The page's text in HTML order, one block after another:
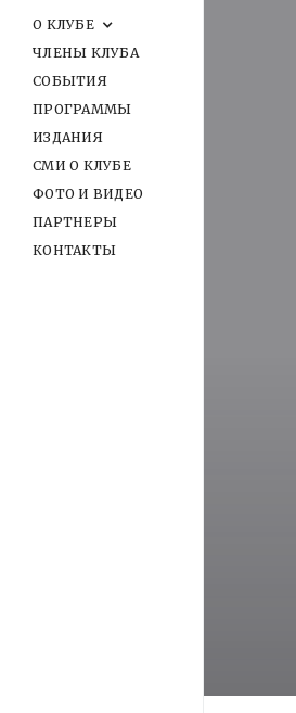
О КЛУБЕ
ЧЛЕНЫ КЛУБА
СОБЫТИЯ
ПРОГРАММЫ
ИЗДАНИЯ
СМИ О КЛУБЕ
ФОТО И ВИДЕО
ПАРТНЕРЫ
КОНТАКТЫ